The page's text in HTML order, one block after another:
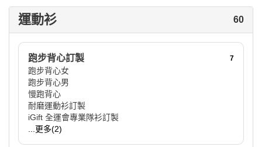
運動衫 60
跑步背心訂製 7
跑步背心女
跑步背心男
慢跑背心
耐磨運動衫訂製
iGift 全運會專業隊衫訂製
...更多(2)